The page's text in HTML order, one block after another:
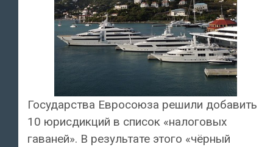
Государства Евросоюза решили добавить
10 юрисдикций в список «налоговых
гаваней». В результате этого «чёрный